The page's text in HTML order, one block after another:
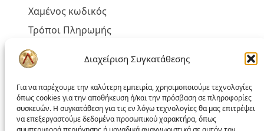
Διαχείριση Συγκατάθεσης
Για να παρέχουμε την καλύτερη εμπειρία, χρησιμοποιούμε τεχνολογίες
όπως cookies για την αποθήκευση ή/και την πρόσβαση σε πληροφορίες
συσκευών. Η συγκατάθεση για τις εν λόγω τεχνολογίες θα μας επιτρέψει
να επεξεργαστούμε δεδομένα προσωπικού χαρακτήρα, όπως
Χαμένος κωδικός
Τρόποι Πληρωμής
Τρόποι Αποστολής
Έξοδα Αποστολής και Αντικαταβολής